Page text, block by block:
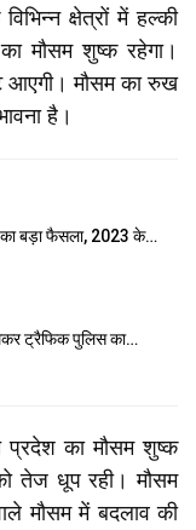
क्षेत्रों में हल्की
मौसम शुष्क रहेगा।
आएगी। मौसम का रुख
है।
का बड़ा फैसला, 2023 के…
ट्रैफिक पुलिस का…
प्रदेश का मौसम शुष्क
तेज धूप रही। मौसम
मौसम में बदलाव की